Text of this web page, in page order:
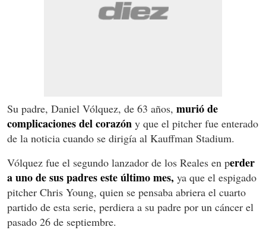
Su padre, Daniel Vólquez, de 63 años, murió de
complicaciones del corazón y que el pitcher fue enterado
de la noticia cuando se dirigía al Kauffman Stadium.
Vólquez fue el segundo lanzador de los Reales en perder
a uno de sus padres este último mes, ya que el espigado
pitcher Chris Young, quien se pensaba abriera el cuarto
partido de esta serie, perdiera a su padre por un cáncer el
pasado 26 de septiembre.